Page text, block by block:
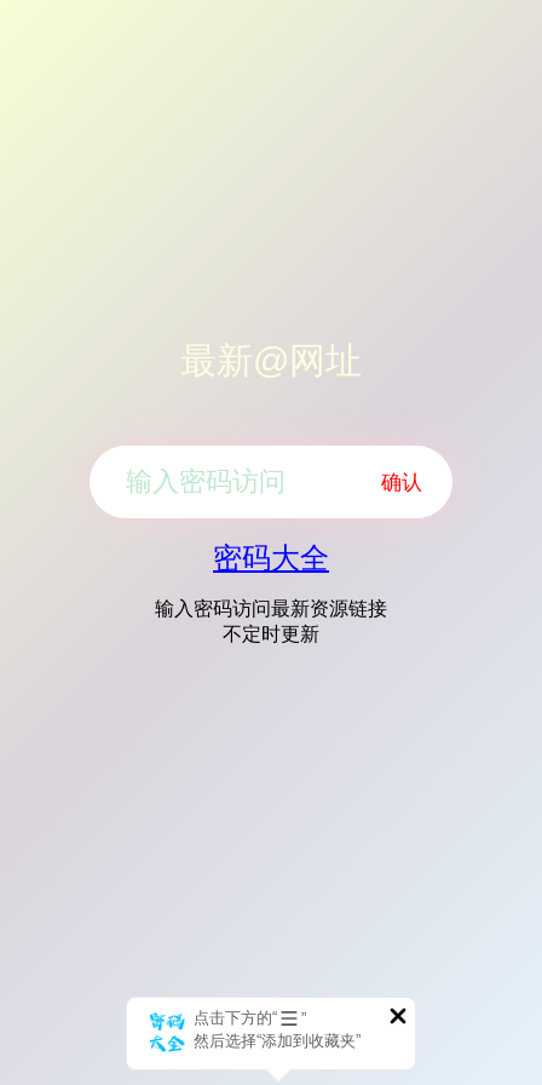
最新@网址
确认
密码大全
输入密码访问最新资源链接
不定时更新
点击下方的“
”
然后选择“添加到收藏夹”